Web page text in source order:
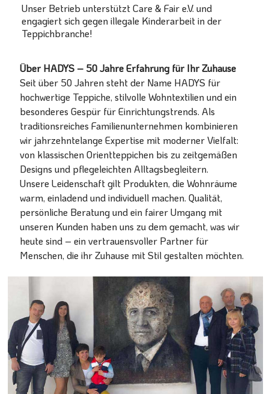
Unser Betrieb unterstützt Care & Fair e.V. und
engagiert sich gegen illegale Kinderarbeit in der
Teppichbranche!
Über HADYS – 50 Jahre Erfahrung für Ihr Zuhause
Seit über 50 Jahren steht der Name HADYS für
hochwertige Teppiche, stilvolle Wohntextilien und ein
besonderes Gespür für Einrichtungstrends. Als
traditionsreiches Familienunternehmen kombinieren
wir jahrzehntelange Expertise mit moderner Vielfalt:
von klassischen Orientteppichen bis zu zeitgemäßen
Designs und pflegeleichten Alltagsbegleitern.
Unsere Leidenschaft gilt Produkten, die Wohnräume
warm, einladend und individuell machen. Qualität,
persönliche Beratung und ein fairer Umgang mit
unseren Kunden haben uns zu dem gemacht, was wir
heute sind – ein vertrauensvoller Partner für
Menschen, die ihr Zuhause mit Stil gestalten möchten.